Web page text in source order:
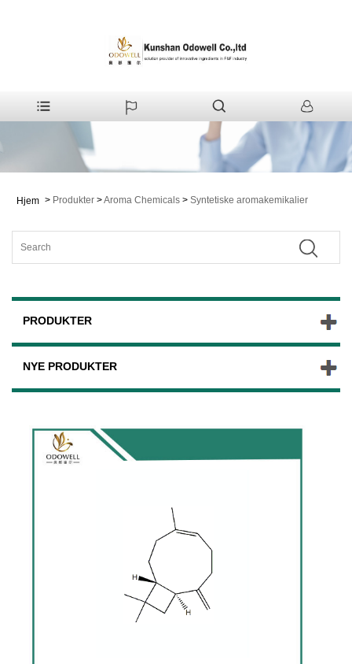
Hjem > Produkter >Aroma Chemicals > Syntetiske aromakemikalier
PRODUKTER
NYE PRODUKTER